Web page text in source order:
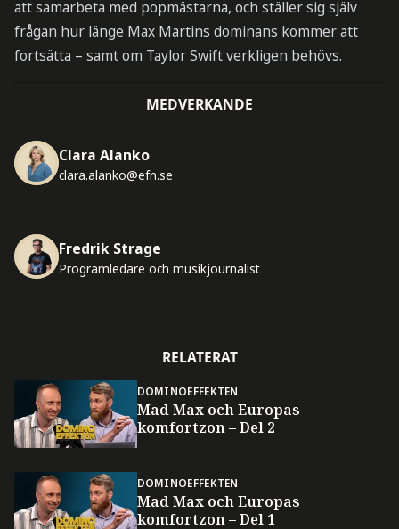
att samarbeta med popmästarna, och ställer sig själv
frågan hur länge Max Martins dominans kommer att
fortsätta – samt om Taylor Swift verkligen behövs.
MEDVERKANDE
Clara Alanko
clara.alanko@efn.se
Fredrik Strage
Programledare och musikjournalist
RELATERAT
DOMINOEFFEKTEN
Mad Max och Europas
komfortzon – Del 2
DOMINOEFFEKTEN
Mad Max och Europas
komfortzon – Del 1